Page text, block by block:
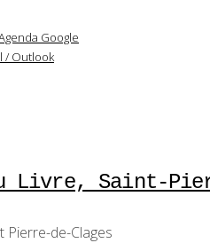
Google
/ Outlook
Livre, Saint-
Pierre-de-Clages